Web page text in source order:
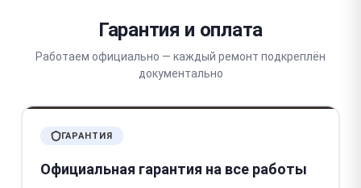
Гарантия и оплата
Работаем официально — каждый ремонт подкреплён
документально
ГАРАНТИЯ
Официальная гарантия на все работы